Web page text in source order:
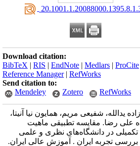
Download citation:
BibTeX | RIS | EndNote | Medlars | ProCite
Reference Manager| RefWorks
Send citation to:
Mendeley
Zotero RefWorks
یدالله، شفیعی مریم، همایون نیا آنیتا،
علی رضا. مقایسه تطبیقی ماهیت
در دانشگاه‌های نظری و علمی
بررسی تجربه ایران . آموزش عالی ایران.